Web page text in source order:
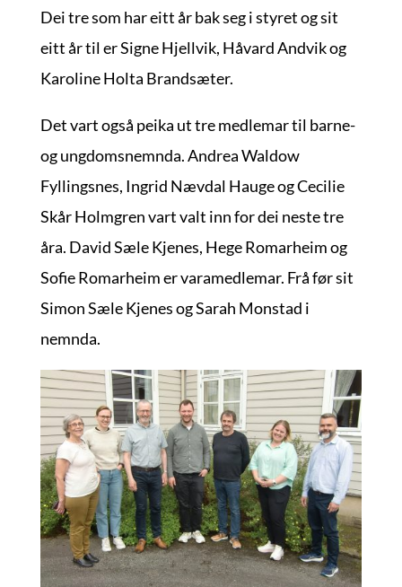
Dei tre som har eitt år bak seg i styret og sit
eitt år til er Signe Hjellvik, Håvard Andvik og
Karoline Holta Brandsæter.
Det vart også peika ut tre medlemar til barne-
og ungdomsnemnda. Andrea Waldow
Fyllingsnes, Ingrid Nævdal Hauge og Cecilie
Skår Holmgren vart valt inn for dei neste tre
åra. David Sæle Kjenes, Hege Romarheim og
Sofie Romarheim er varamedlemar. Frå før sit
Simon Sæle Kjenes og Sarah Monstad i
nemnda.